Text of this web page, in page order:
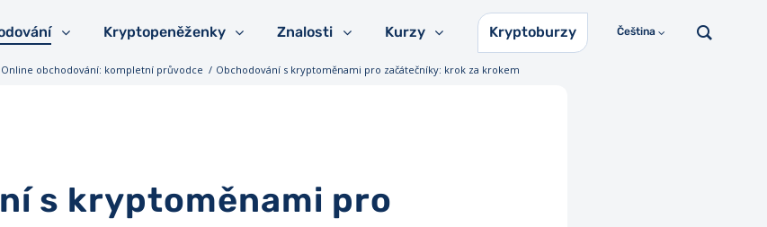
Kryptopeněženky Znalosti Kurzy Kryptoburzy Čeština
Online obchodování: kompletní průvodce / Obchodování s kryptoměnami pro začátečníky: krok za krokem
s kryptoměnami pro